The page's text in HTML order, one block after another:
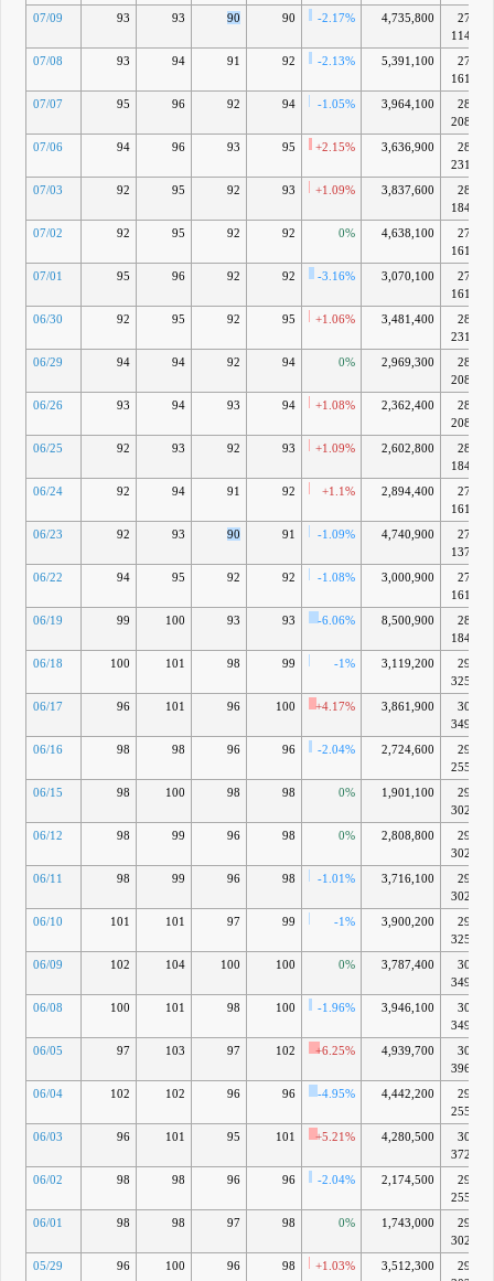
07/09
93 93 90 90 -2.17% 4,735,800
272億
1145万
07/08
93 94 91 92 -2.13% 5,391,100
278億
1614万
07/07
95 96 92 94 -1.05% 3,964,100
284億
2084万
07/06
94 96 93 95 +2.15% 3,636,900
287億
2319万
07/03
92 95 92 93 +1.09% 3,837,600
281億
1849万
07/02
92 95 92 92 0% 4,638,100
278億
1614万
07/01
95 96 92 92 -3.16% 3,070,100
278億
1614万
06/30
92 95 92 95 +1.06% 3,481,400
287億
2319万
06/29
94 94 92 94 0% 2,969,300
284億
2084万
06/26
93 94 93 94 +1.08% 2,362,400
284億
2084万
06/25
92 93 92 93 +1.09% 2,602,800
281億
1849万
06/24
92 94 91 92 +1.1% 2,894,400
278億
1614万
06/23
92 93 90 91 -1.09% 4,740,900
275億
1379万
06/22
94 95 92 92 -1.08% 3,000,900
278億
1614万
06/19
99 100 93 93 -6.06% 8,500,900
281億
1849万
06/18
100 101 98 99 -1% 3,119,200
299億
3259万
06/17
96 101 96 100 +4.17% 3,861,900
302億
3494万
06/16
98 98 96 96 -2.04% 2,724,600
290億
2554万
06/15
98 100 98 98 0% 1,901,100
296億
3024万
06/12
98 99 96 98 0% 2,808,800
296億
3024万
06/11
98 99 96 98 -1.01% 3,716,100
296億
3024万
06/10
101 101 97 99 -1% 3,900,200
299億
3259万
06/09
102 104 100 100 0% 3,787,400
302億
3494万
06/08
100 101 98 100 -1.96% 3,946,100
302億
3494万
06/05
97 103 97 102 +6.25% 4,939,700
308億
3964万
06/04
102 102 96 96 -4.95% 4,442,200
290億
2554万
06/03
96 101 95 101 +5.21% 4,280,500
305億
3729万
06/02
98 98 96 96 -2.04% 2,174,500
290億
2554万
06/01
98 98 97 98 0% 1,743,000
296億
3024万
05/29
96 100 96 98 +1.03% 3,512,300
296億